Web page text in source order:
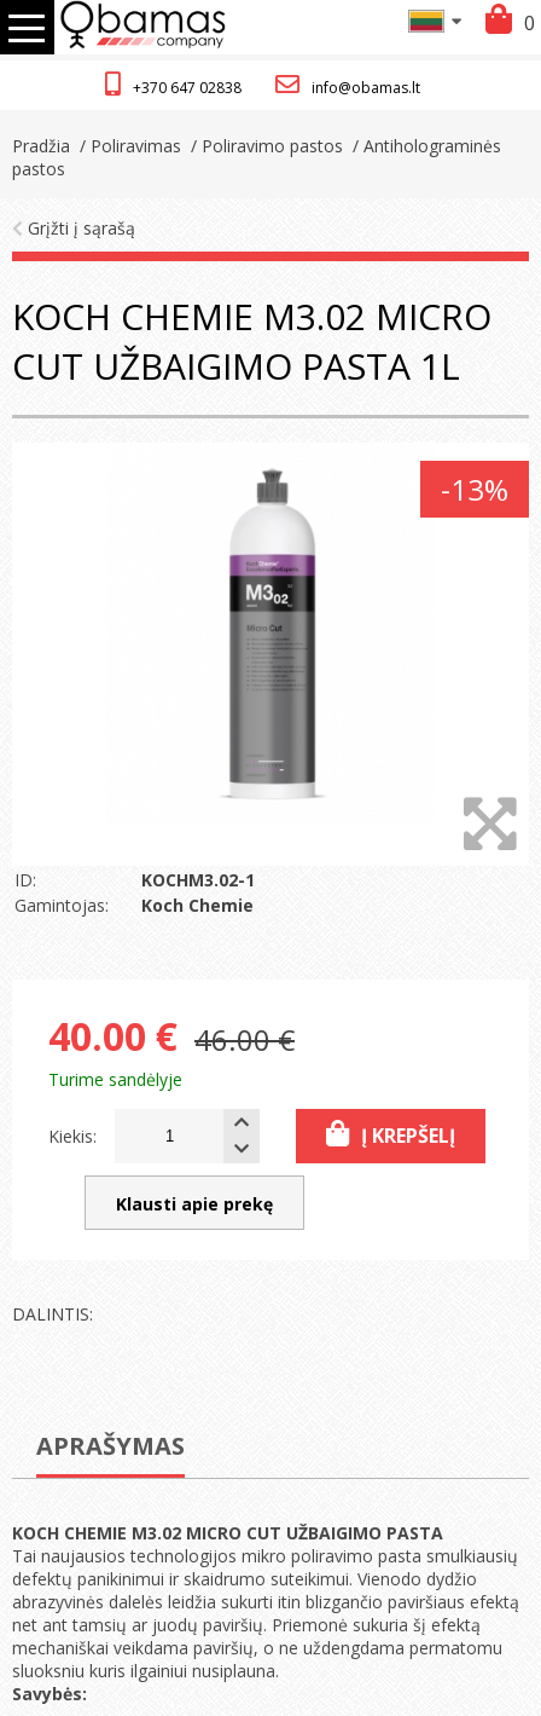
+370 647 02838 info@obamas.lt
0
Pradžia / Poliravimas / Poliravimo pastos / Antiholograminės
pastos
Grįžti į sąrašą
KOCH CHEMIE M3.02 MICRO
CUT UŽBAIGIMO PASTA 1L
-13%
ID:
KOCHM3.02-1
Gamintojas:
Koch Chemie
40.00 € 46.00 €
Turime sandėlyje
Kiekis: Į KREPŠELĮ
Klausti apie prekę
DALINTIS:
APRAŠYMAS
KOCH CHEMIE M3.02 MICRO CUT UŽBAIGIMO PASTA
Tai naujausios technologijos mikro poliravimo pasta smulkiausių
defektų panikinimui ir skaidrumo suteikimui. Vienodo dydžio
abrazyvinės dalelės leidžia sukurti itin blizgančio paviršiaus efektą
net ant tamsių ar juodų paviršių. Priemonė sukuria šį efektą
mechaniškai veikdama paviršių, o ne uždengdama permatomu
sluoksniu kuris ilgainiui nusiplauna.
Savybės: